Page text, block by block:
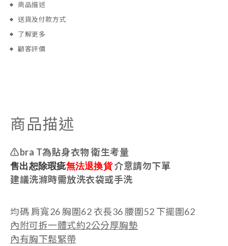
商品描述
送貨及付款方式
了解更多
顧客評價
商品描述
⚠️bra T為貼身衣物 衛生考量
售出恕除瑕疵無法退換貨介意請勿下單
建議洗滌時需放洗衣袋或手洗
均碼 肩寬26 胸圍62 衣長36 腰圍52 下擺圍62
內附可拆一體式約2公分厚胸墊
內有胸下鬆緊帶